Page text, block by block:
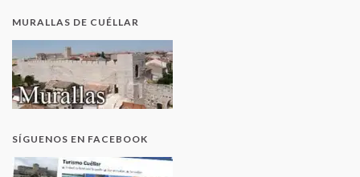
MURALLAS DE CUÉLLAR
SÍGUENOS EN FACEBOOK